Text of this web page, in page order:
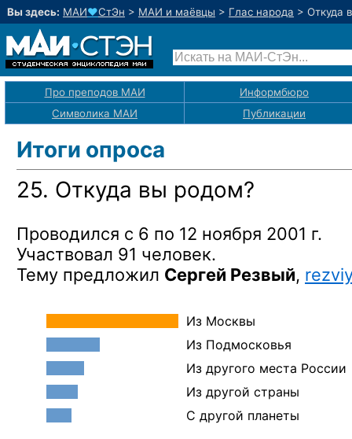
Вы здесь: МАИ♥СтЭн > МАИ и маёвцы > Глас народа > Откуда
Про преподов МАИ
Информбюро
Символика МАИ
Публикации
Итоги опроса
25. Откуда вы родом?
Проводился с 6 по 12 ноября 2001 г.
Участвовал 91 человек.
Тему предложил Сергей Резвый,
Из Москвы
Из Подмосковья
Из другого места России
Из другой страны
С другой планеты